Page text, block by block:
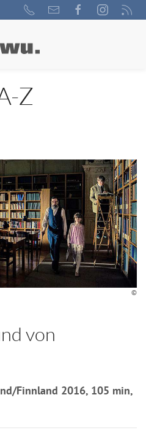
Z
©
von
Finnland 2016, 105 min,